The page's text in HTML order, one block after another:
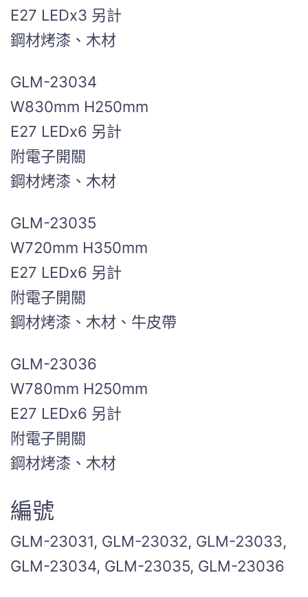
E27 LEDx3 另計
鋼材烤漆、木材
GLM-23034
W830mm H250mm
E27 LEDx6 另計
附電子開關
鋼材烤漆、木材
GLM-23035
W720mm H350mm
E27 LEDx6 另計
附電子開關
鋼材烤漆、木材、牛皮帶
GLM-23036
W780mm H250mm
E27 LEDx6 另計
附電子開關
鋼材烤漆、木材
編號
GLM-23031, GLM-23032, GLM-23033,
GLM-23034, GLM-23035, GLM-23036